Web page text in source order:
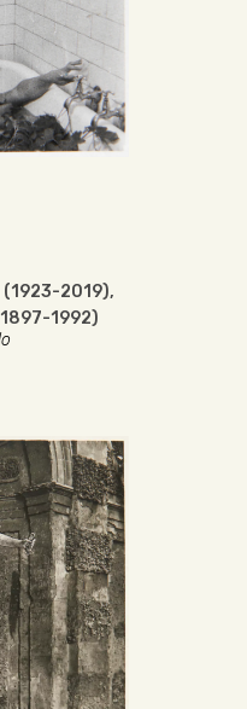
2019),
1992)